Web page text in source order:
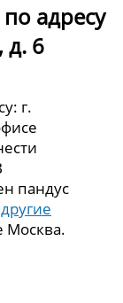
адресу
д. 6
г.
пандус
другие
Москва.